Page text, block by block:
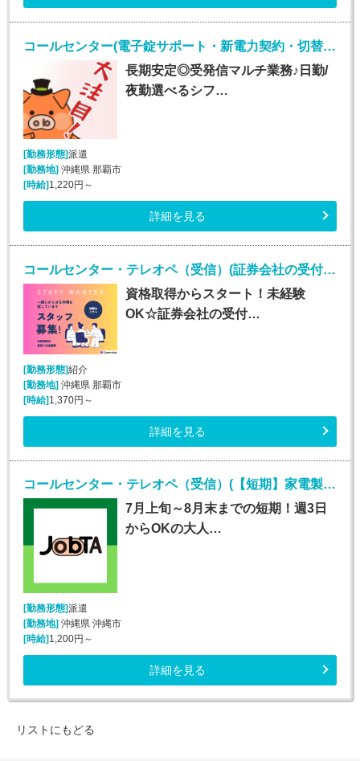
コールセンター(電子錠サポート・新電力契約・切替事務業務/週5シフト制)
長期安定◎受発信マルチ業務♪日勤/
夜勤選べるシフ…
[勤務形態]派遣
[勤務地]沖縄県 那覇市
[時給]1,220円～
詳細を見る
コールセンター・テレオペ（受信）(証券会社の受付・事務スタッフ/6月9日入社)
資格取得からスタート！未経験
OK☆証券会社の受付…
[勤務形態]紹介
[勤務地]沖縄県 那覇市
[時給]1,370円～
詳細を見る
コールセンター・テレオペ（受信）(【短期】家電製品の訪問修理日程案内コールセンター受信)
7月上旬～8月末までの短期！週3日
からOKの大人…
[勤務形態]派遣
[勤務地]沖縄県 沖縄市
[時給]1,200円～
詳細を見る
リストにもどる